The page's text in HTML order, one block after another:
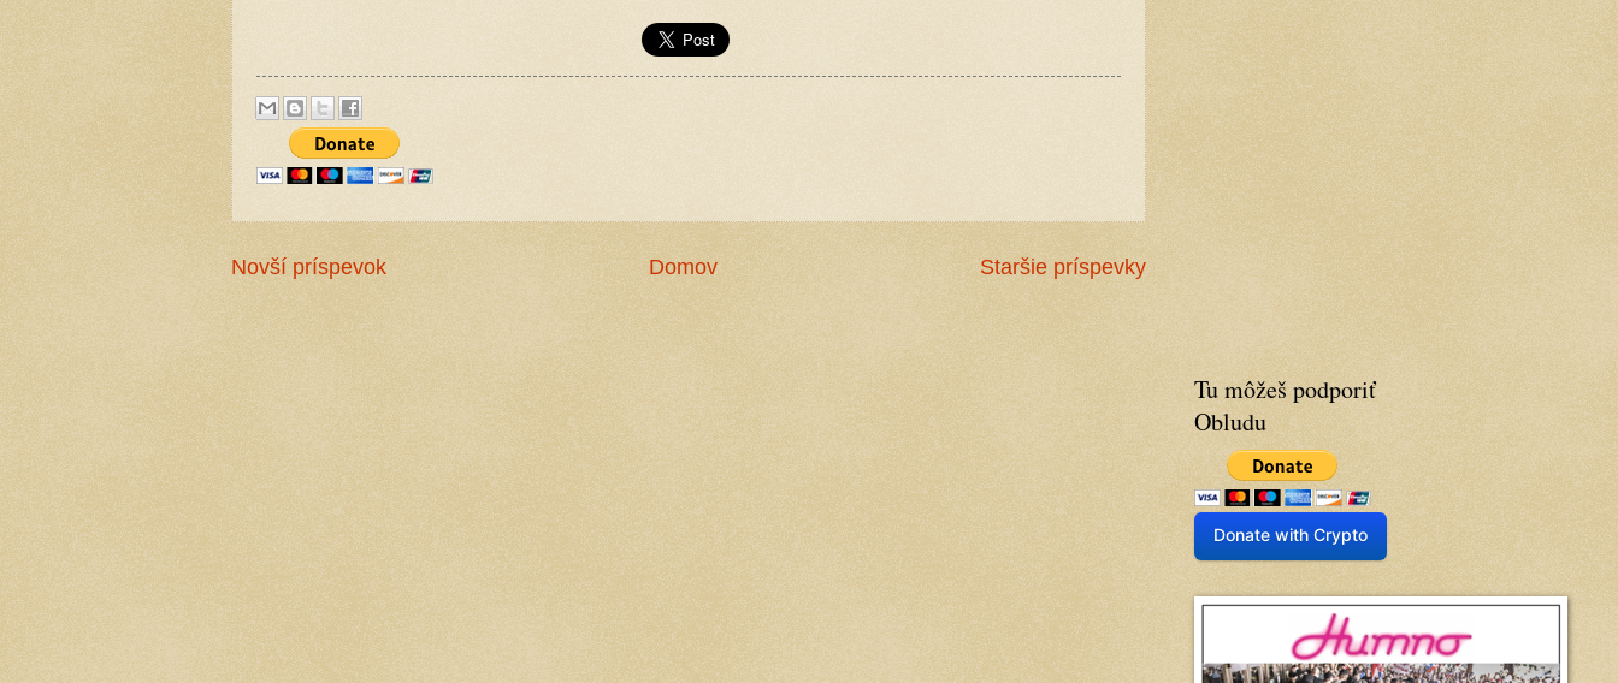
Novší príspevok Staršie príspevky
Domov
Tu môžeš podporiť
Obludu
Donate with Crypto